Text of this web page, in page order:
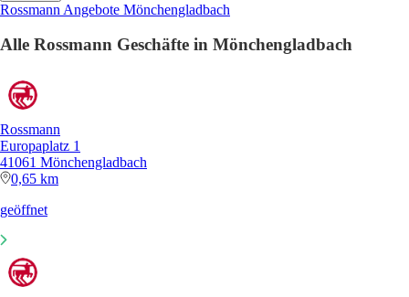
Rossmann Angebote Mönchengladbach
Alle Rossmann Geschäfte in Mönchengladbach
Rossmann
Europaplatz 1
41061 Mönchengladbach
0,65 km
geöffnet